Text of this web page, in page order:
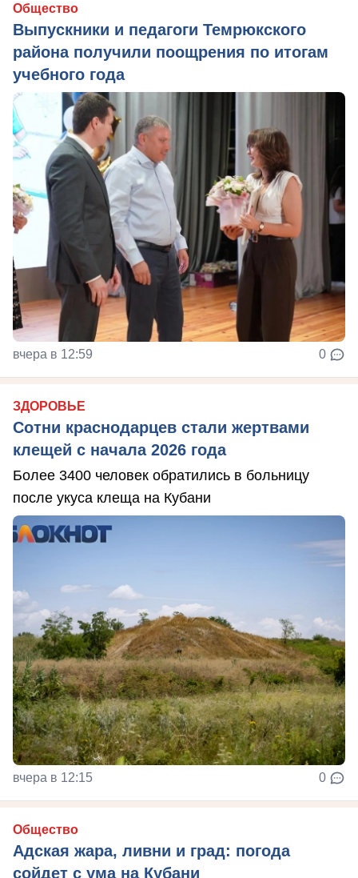
Общество
Выпускники и педагоги Темрюкского
района получили поощрения по итогам
учебного года
вчера в 12:59 0
ЗДОРОВЬЕ
Сотни краснодарцев стали жертвами
клещей с начала 2026 года
Более 3400 человек обратились в больницу
после укуса клеща на Кубани
вчера в 12:15 0
Общество
Адская жара, ливни и град: погода
сойдет с ума на Кубани